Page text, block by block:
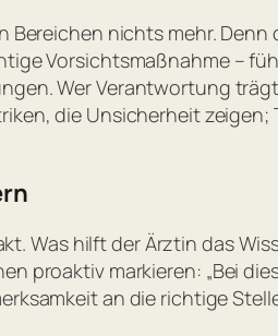
Bereichen nichts mehr.
Vorsichtsmaßnahme –
Wer Verantwortung
die Unsicherheit
Was hilft der Ärztin das
proaktiv markieren: „Bei
an die richtige